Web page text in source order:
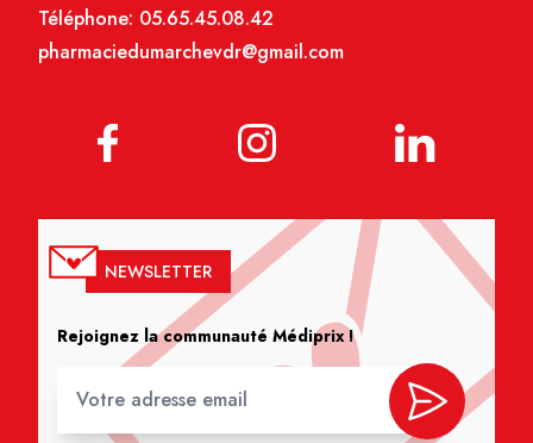
Téléphone: 05.65.45.08.42
pharmaciedumarchevdr@gmail.com
NEWSLETTER
Rejoignez la communauté Médiprix !